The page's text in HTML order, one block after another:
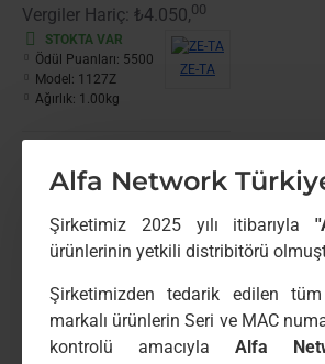
Alfa Network
Şirketimiz 2025 yılı itibarıyla
ürünlerinin yetkili distribitörü
Şirketimizden tedarik edilen
markalı ürünlerin Seri ve MAC
kontrolü amacıyla Alfa
Vergiler Hariç: ₺4.050,00
STOKTA VAR
Ödül Puanları: 5500
Model: 1127Z
Ağırlık: 1.00kg
ZE-TA
Etiketler: zt-xvr7104g 4 kanal h
1127z cctv kayıt cihazları